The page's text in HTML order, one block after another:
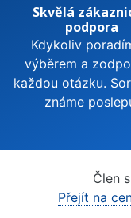
Skvělá
podpora
Kdykoliv
výběrem a
každou otázku.
známe
Člen
Přejít na